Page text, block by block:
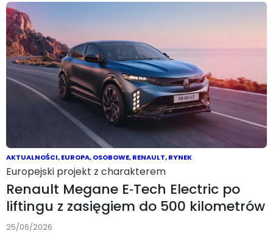
AKTUALNOŚCI,EUROPA,OSOBOWE,RENAULT,RYNEK
Europejski projekt z charakterem
Renault Megane E‑Tech Electric po
liftingu z zasięgiem do 500 kilometrów
25/06/2026